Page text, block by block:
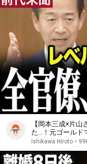
【岡本三成×片
た…！元ゴールド
る国会質疑 #岡本
Ishikawa Hiroto •